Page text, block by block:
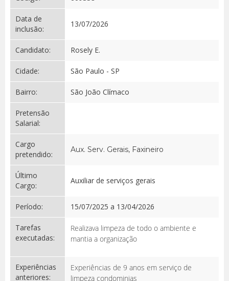
Data de
inclusão:
13/07/2026
Candidato: Rosely E.
Cidade: São Paulo - SP
Bairro: São João Clímaco
Pretensão
Salarial:
Cargo
pretendido:
Aux. Serv. Gerais, Faxineiro
Último
Cargo:
Auxiliar de serviços gerais
Período: 15/07/2025 a 13/04/2026
Tarefas
executadas:
Realizava limpeza de todo o ambiente e
mantia a organização
Experiências
anteriores:
Experiências de 9 anos em serviço de
limpeza condominias